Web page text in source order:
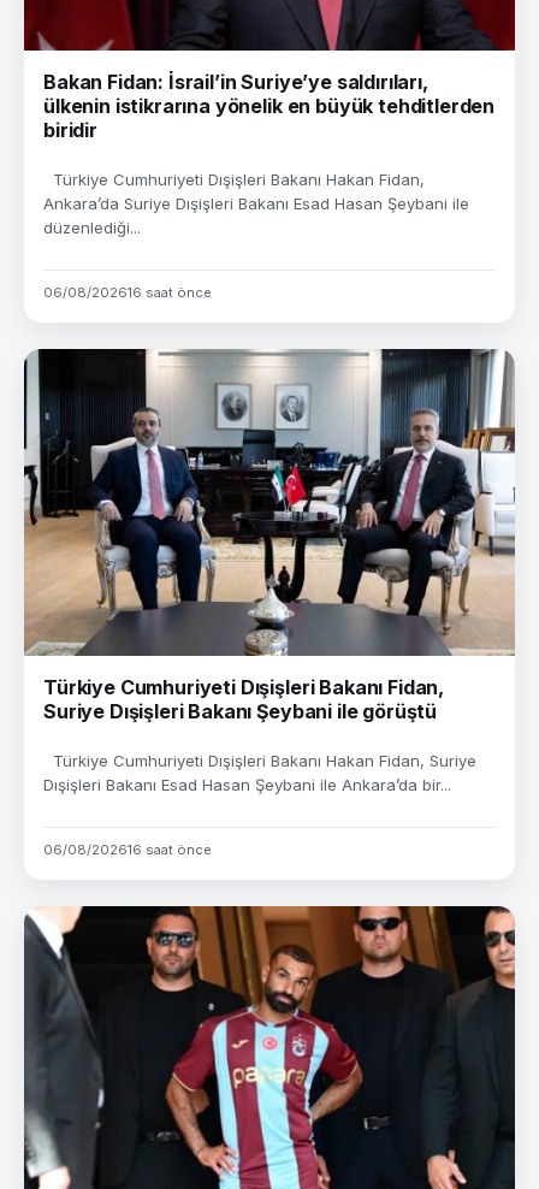
Bakan Fidan: İsrail’in Suriye’ye saldırıları,
ülkenin istikrarına yönelik en büyük tehditlerden
biridir
Türkiye Cumhuriyeti Dışişleri Bakanı Hakan Fidan,
Ankara’da Suriye Dışişleri Bakanı Esad Hasan Şeybani ile
düzenlediği...
06/08/202616 saat önce
Türkiye Cumhuriyeti Dışişleri Bakanı Fidan,
Suriye Dışişleri Bakanı Şeybani ile görüştü
Türkiye Cumhuriyeti Dışişleri Bakanı Hakan Fidan, Suriye
Dışişleri Bakanı Esad Hasan Şeybani ile Ankara’da bir...
06/08/202616 saat önce